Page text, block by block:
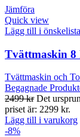
Jämföra
Quick view
Lägg till i önskelista
Tvättmaskin
Tvättmaskin och
Begagnade
2499kr Det
priset är: 2299 kr.
Lägg till i varukorg
-8%